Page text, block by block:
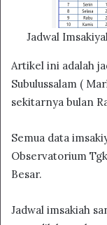
Jadwal
Artikel ini adalah
Subulussalam (
sekitarnya bulan
Semua data
Observatorium
Besar.
Jadwal imsakiah